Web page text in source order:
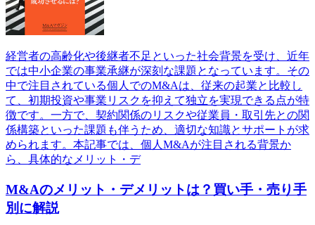
経営者の高齢化や後継者不足といった社会背景を受け、近年
では中小企業の事業承継が深刻な課題となっています。その
中で注目されている個人でのM&Aは、従来の起業と比較し
て、初期投資や事業リスクを抑えて独立を実現できる点が特
徴です。一方で、契約関係のリスクや従業員・取引先との関
係構築といった課題も伴うため、適切な知識とサポートが求
められます。本記事では、個人M&Aが注目される背景か
ら、具体的なメリット・デ
M&Aのメリット・デメリットは？買い手・売り手
別に解説